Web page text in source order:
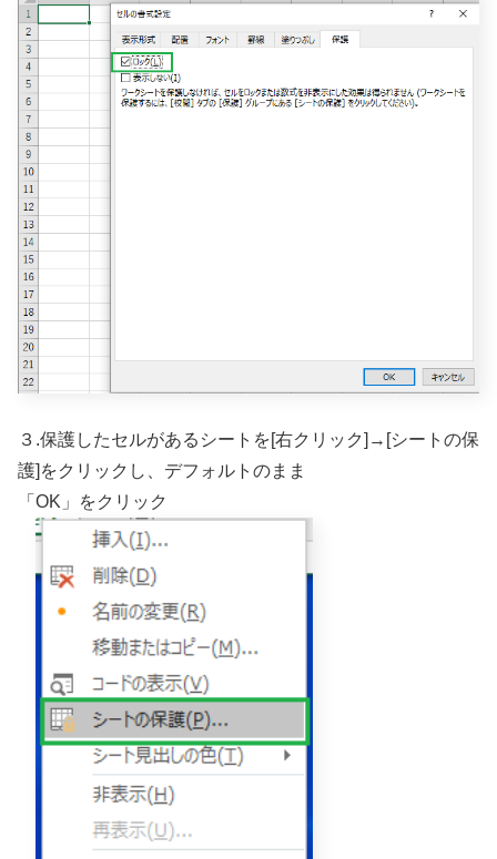
３.保護したセルがあるシートを[右クリック]→[シートの保
護]をクリックし、デフォルトのまま
「OK」をクリック